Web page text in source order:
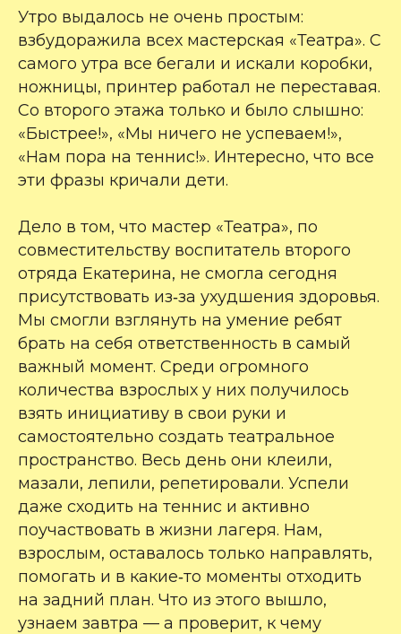
Утро выдалось не очень простым:
взбудоражила всех мастерская «Театра». С
самого утра все бегали и искали коробки,
ножницы, принтер работал не переставая.
Со второго этажа только и было слышно:
«Быстрее!», «Мы ничего не успеваем!»,
«Нам пора на теннис!». Интересно, что все
эти фразы кричали дети.
Дело в том, что мастер «Театра», по
совместительству воспитатель второго
отряда Екатерина, не смогла сегодня
присутствовать из‑за ухудшения здоровья.
Мы смогли взглянуть на умение ребят
брать на себя ответственность в самый
важный момент. Среди огромного
количества взрослых у них получилось
взять инициативу в свои руки и
самостоятельно создать театральное
пространство. Весь день они клеили,
мазали, лепили, репетировали. Успели
даже сходить на теннис и активно
поучаствовать в жизни лагеря. Нам,
взрослым, оставалось только направлять,
помогать и в какие‑то моменты отходить
на задний план. Что из этого вышло,
узнаем завтра — а проверит, к чему